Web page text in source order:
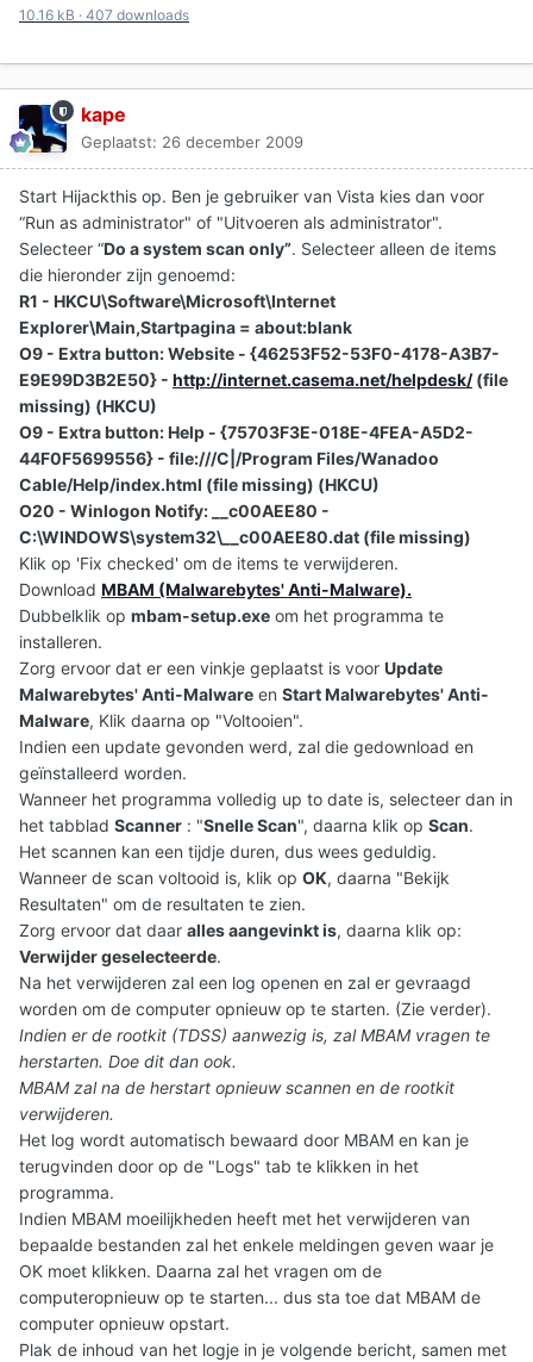
10.16 kB · 407 downloads
kape
Geplaatst: 26 december 2009
Start Hijackthis op. Ben je gebruiker van Vista kies dan voor
“Run as administrator" of "Uitvoeren als administrator".
Selecteer “Do a system scan only”. Selecteer alleen de items
die hieronder zijn genoemd:
R1 - HKCU\Software\Microsoft\Internet
Explorer\Main,Startpagina = about:blank
O9 - Extra button: Website - {46253F52-53F0-4178-A3B7-
E9E99D3B2E50} - http://internet.casema.net/helpdesk/(file
missing) (HKCU)
O9 - Extra button: Help - {75703F3E-018E-4FEA-A5D2-
44F0F5699556} - file:///C|/Program Files/Wanadoo
Cable/Help/index.html (file missing) (HKCU)
O20 - Winlogon Notify: __c00AEE80 -
C:\WINDOWS\system32\__c00AEE80.dat (file missing)
Klik op 'Fix checked' om de items te verwijderen.
Download MBAM (Malwarebytes' Anti-Malware).
Dubbelklik op mbam-setup.exe om het programma te
installeren.
Zorg ervoor dat er een vinkje geplaatst is voor Update
Malwarebytes' Anti-Malware en Start Malwarebytes' Anti-
Malware, Klik daarna op "Voltooien".
Indien een update gevonden werd, zal die gedownload en
geïnstalleerd worden.
Wanneer het programma volledig up to date is, selecteer dan in
het tabblad Scanner : "Snelle Scan", daarna klik op Scan.
Het scannen kan een tijdje duren, dus wees geduldig.
Wanneer de scan voltooid is, klik op OK, daarna "Bekijk
Resultaten" om de resultaten te zien.
Zorg ervoor dat daar alles aangevinkt is, daarna klik op:
Verwijder geselecteerde.
Na het verwijderen zal een log openen en zal er gevraagd
worden om de computer opnieuw op te starten. (Zie verder).
Indien er de rootkit (TDSS) aanwezig is, zal MBAM vragen te
herstarten. Doe dit dan ook.
MBAM zal na de herstart opnieuw scannen en de rootkit
verwijderen.
Het log wordt automatisch bewaard door MBAM en kan je
terugvinden door op de "Logs" tab te klikken in het
programma.
Indien MBAM moeilijkheden heeft met het verwijderen van
bepaalde bestanden zal het enkele meldingen geven waar je
OK moet klikken. Daarna zal het vragen om de
computeropnieuw op te starten... dus sta toe dat MBAM de
computer opnieuw opstart.
Plak de inhoud van het logje in je volgende bericht, samen met